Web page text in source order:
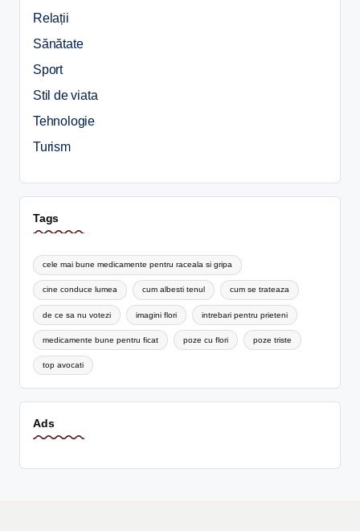
Relații
Sănătate
Sport
Stil de viata
Tehnologie
Turism
Tags
cele mai bune medicamente pentru raceala si gripa
cine conduce lumea cum albesti tenul cum se trateaza
de ce sa nu votezi imagini flori intrebari pentru prieteni
medicamente bune pentru ficat poze cu flori poze triste
top avocati
Ads